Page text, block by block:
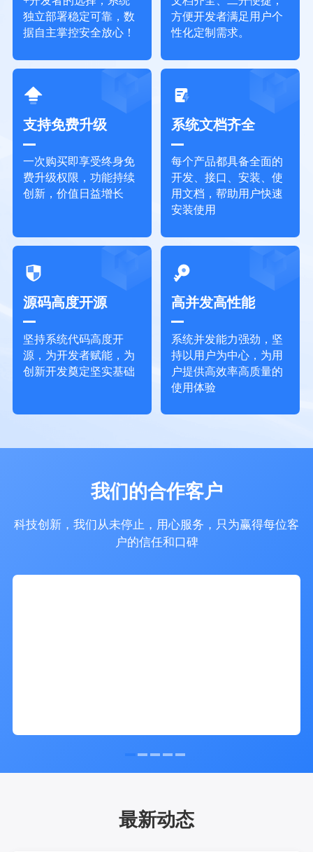
独立部署稳定可靠，数
据自主掌控安全放心！
方便开发者满足用户个
性化定制需求。
支持免费升级
一次购买即享受终身免
费升级权限，功能持续
创新，价值日益增长
系统文档齐全
每个产品都具备全面的
开发、接口、安装、使
用文档，帮助用户快速
安装使用
源码高度开源
坚持系统代码高度开
源，为开发者赋能，为
创新开发奠定坚实基础
高并发高性能
系统并发能力强劲，坚
持以用户为中心，为用
户提供高效率高质量的
使用体验
我们的合作客户
科技创新，我们从未停止，用心服务，只为赢得每位客
户的信任和口碑
最新动态